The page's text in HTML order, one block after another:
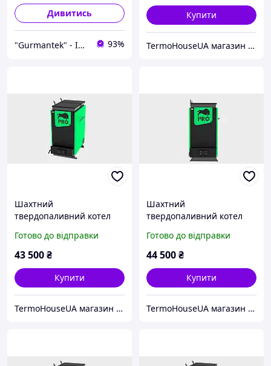
Дивитись
"Gurmantek" - Інтернет-магазин 93%
Купити
TermoHouseUA магазин опалювального і кліматичного обладнання
Шахтний
твердопаливний котел
Готово до відправки
43 500₴
Купити
TermoHouseUA магазин опалювального і кліматичного обладнання
Шахтний
твердопаливний котел
Готово до відправки
44 500₴
Купити
TermoHouseUA магазин опалювального і кліматичного обладнання